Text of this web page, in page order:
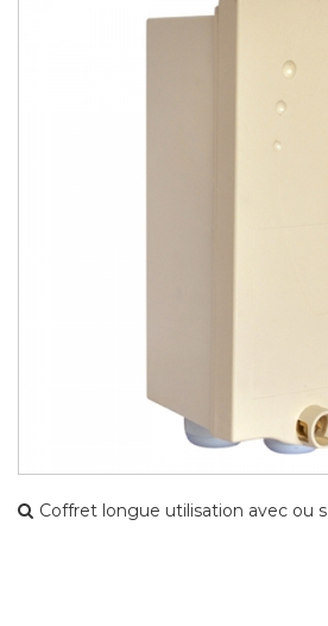
Coffret longue utilisation avec ou